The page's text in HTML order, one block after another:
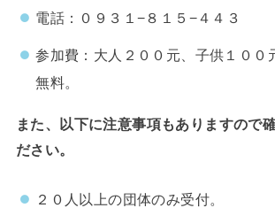
電話：０９３１−８１５−４４３
参加費：大人２００元、子供１００
無料。
また、以下に注意事項もありますので
ださい。
２０人以上の団体のみ受付。